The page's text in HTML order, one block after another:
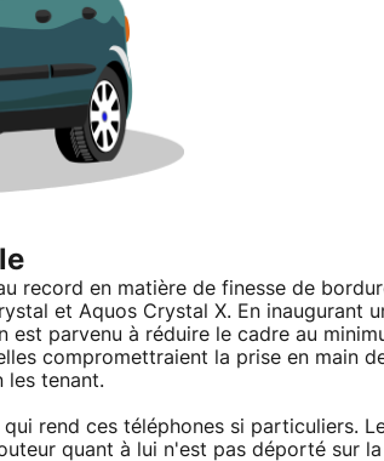
record en matière de finesse de
et Aquos Crystal X. En inaugurant
parvenu à réduire le cadre au
compromettraient la prise en main
les tenant.
rend ces téléphones si particuliers.
quant à lui n'est pas déporté sur